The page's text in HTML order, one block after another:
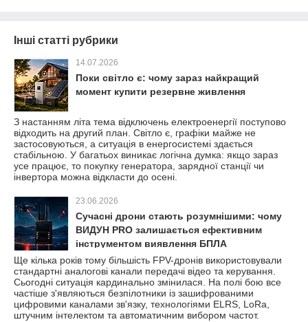
Інші статті рубрики
14.07.2026
Поки світло є: чому зараз найкращий
момент купити резервне живлення
З настанням літа тема відключень електроенергії поступово
відходить на другий план. Світло є, графіки майже не
застосовуються, а ситуація в енергосистемі здається
стабільною. У багатьох виникає логічна думка: якщо зараз
усе працює, то покупку генератора, зарядної станції чи
інвертора можна відкласти до осені.
23.06.2026
Сучасні дрони стають розумнішими: чому
ВИДУН PRO залишається ефективним
інструментом виявлення БПЛА
Ще кілька років тому більшість FPV-дронів використовували
стандартні аналогові канали передачі відео та керування.
Сьогодні ситуація кардинально змінилася. На полі бою все
частіше з'являються безпілотники із зашифрованими
цифровими каналами зв'язку, технологіями ELRS, LoRa,
штучним інтелектом та автоматичним вибором частот.